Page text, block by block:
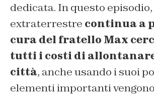
dedicata. In questo
extraterrestre continua a
cura del fratello Max
tutti i costi di
città, anche usando i suoi
elementi importanti